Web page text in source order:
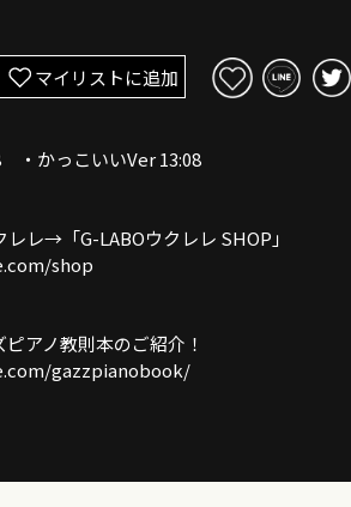
マイリストに追加
・かっこいいVer 13:08
レ→「G-LABOウクレレ SHOP」
shop
アノ教則本のご紹介！
gazzpianobook/